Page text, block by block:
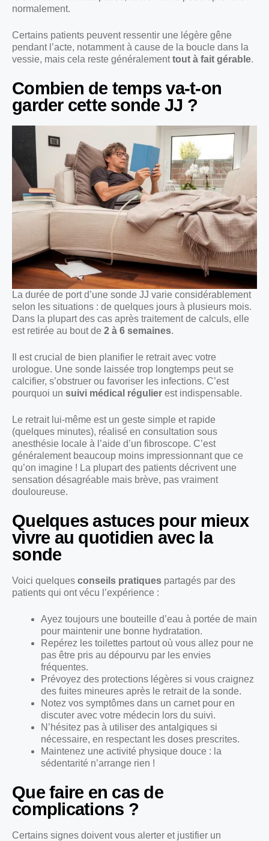
normalement.
Certains patients peuvent ressentir une légère gêne
pendant l’acte, notamment à cause de la boucle dans la
vessie, mais cela reste généralementtout à fait gérable.
Combien de temps va-t-on
garder cette sonde JJ ?
La durée de port d’une sonde JJ varie considérablement
selon les situations : de quelques jours à plusieurs mois.
Dans la plupart des cas après traitement de calculs, elle
est retirée au bout de 2 à 6 semaines.
Il est crucial de bien planifier le retrait avec votre
urologue. Une sonde laissée trop longtemps peut se
calcifier, s’obstruer ou favoriser les infections. C’est
pourquoi un suivi médical régulier est indispensable.
Le retrait lui-même est un geste simple et rapide
(quelques minutes), réalisé en consultation sous
anesthésie locale à l’aide d’un fibroscope. C’est
généralement beaucoup moins impressionnant que ce
qu’on imagine ! La plupart des patients décrivent une
sensation désagréable mais brève, pas vraiment
douloureuse.
Quelques astuces pour mieux
vivre au quotidien avec la
sonde
Voici quelques conseils pratiques partagés par des
patients qui ont vécu l’expérience :
Ayez toujours une bouteille d’eau à portée de main
pour maintenir une bonne hydratation.
Repérez les toilettes partout où vous allez pour ne
pas être pris au dépourvu par les envies
fréquentes.
Prévoyez des protections légères si vous craignez
des fuites mineures après le retrait de la sonde.
Notez vos symptômes dans un carnet pour en
discuter avec votre médecin lors du suivi.
N’hésitez pas à utiliser des antalgiques si
nécessaire, en respectant les doses prescrites.
Maintenez une activité physique douce : la
sédentarité n’arrange rien !
Que faire en cas de
complications ?
Certains signes doivent vous alerter et justifier un